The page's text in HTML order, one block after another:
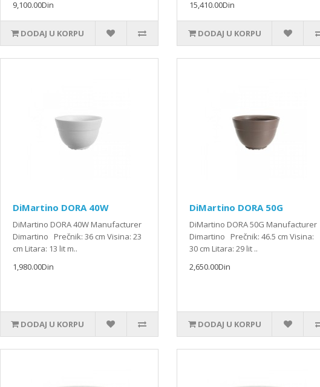
9,100.00Din
DODAJ U KORPU
15,410.00Din
DODAJ U KORPU
DiMartino DORA 40W
DiMartino DORA 40W Manufacturer
Dimartino Prečnik: 36 cm Visina: 23
cm Litara: 13 lit m..
1,980.00Din
DODAJ U KORPU
DiMartino DORA 50G
DiMartino DORA 50G Manufacturer
Dimartino Prečnik: 46.5 cm Visina:
30 cm Litara: 29 lit ..
2,650.00Din
DODAJ U KORPU